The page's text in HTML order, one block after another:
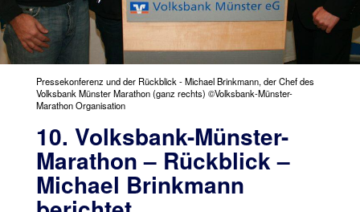
Pressekonferenz und der Rückblick - Michael Brinkmann, der Chef des
Volksbank Münster Marathon (ganz rechts) ©Volksbank-Münster-
Marathon Organisation
10. Volksbank-Münster-
Marathon – Rückblick –
Michael Brinkmann